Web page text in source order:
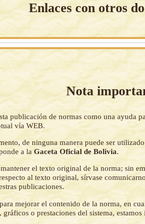
Enlaces con otros
Nota
publicación de normas como una ayuda
vía WEB.
de ninguna manera puede ser
a laGaceta Oficial de Bolivia.
el texto original de la norma; sin
al texto original, sírvase
publicaciones.
mejorar el contenido de la norma, en
o prestaciones del sistema,